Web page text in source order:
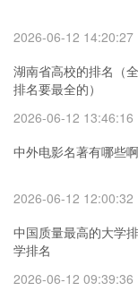
2026-06-12 14:20:27
湖南省高校的排名（
排名要最全的）
2026-06-12 13:46:16
中外电影名著有哪些
2026-06-12 12:00:32
中国质量最高的大学
学排名
2026-06-12 09:39:36